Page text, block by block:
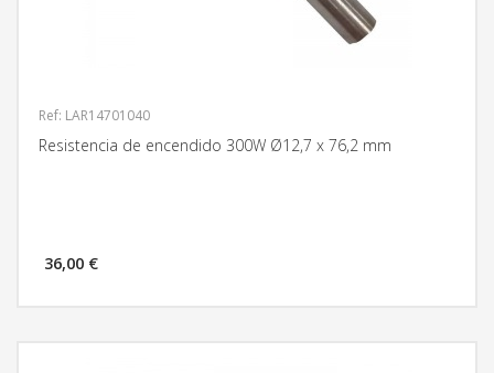
Ref: LAR14701040
Resistencia de encendido 300W Ø12,7 x 76,2 mm
36,00 €